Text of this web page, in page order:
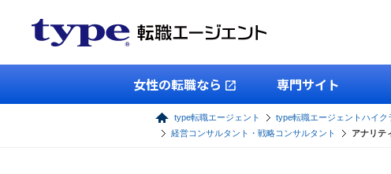
女性の転職なら 専門サイト
type転職エージェント type転職エージェントハイク
経営コンサルタント・戦略コンサルタント
アナリテ